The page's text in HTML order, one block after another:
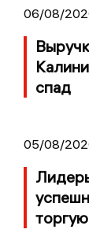
06/08/
спад
05/08/